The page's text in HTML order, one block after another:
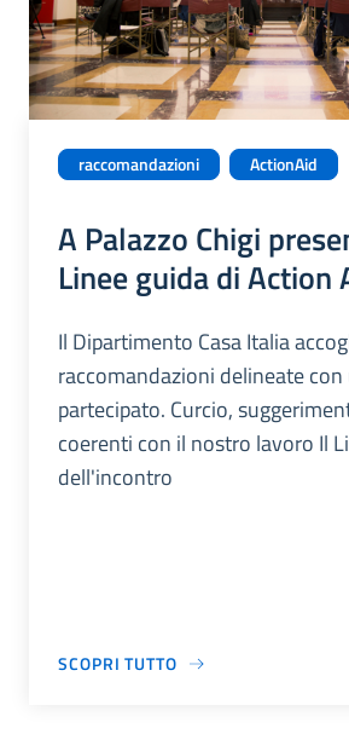
raccomandazioni ActionAid
A Palazzo Chigi
Linee guida di Action
Il Dipartimento Casa Italia
raccomandazioni delineate
partecipato. Curcio,
coerenti con il nostro lavoro Il
dell'incontro
SCOPRI TUTTO